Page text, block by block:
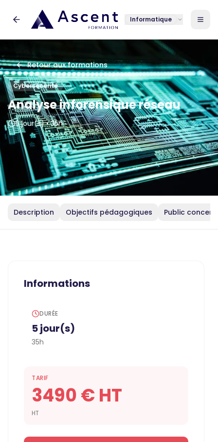
Informatique
Retour aux formations
Cybersécurité
Analyse inforensique réseau
5 jour(s)•35h
Description Objectifs pédagogiques Public
Informations
DURÉE
5 jour(s)
35h
TARIF
3490 € HT
HT